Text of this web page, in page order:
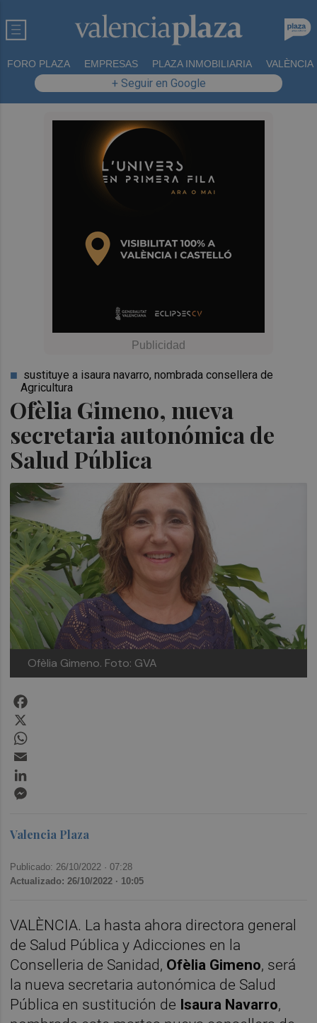
FORO PLAZA EMPRESAS PLAZA INMOBILIARIA VALÈNCIA
+ Seguir en Google
Ofèlia Gimeno, nueva
secretaria autonómica de
Salud Pública
sustituye a isaura navarro, nombrada consellera de
Agricultura
Ofèlia Gimeno. Foto: GVA
Valencia Plaza
Publicado: 26/10/2022 ·07:28
Actualizado: 26/10/2022 · 10:05
VALÈNCIA. La hasta ahora directora general
de Salud Pública y Adicciones en la
Conselleria de Sanidad, Ofèlia Gimeno, será
la nueva secretaria autonómica de Salud
Pública en sustitución de Isaura Navarro,